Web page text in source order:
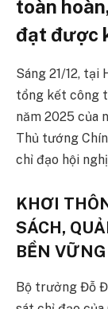
toàn
đạt được
Sáng 21/12, tại
tổng kết công
năm 2025 của
Thủ tướng
chỉ đạo hội
KHƠI
SÁCH,
BỀN
Bộ trưởng Đỗ